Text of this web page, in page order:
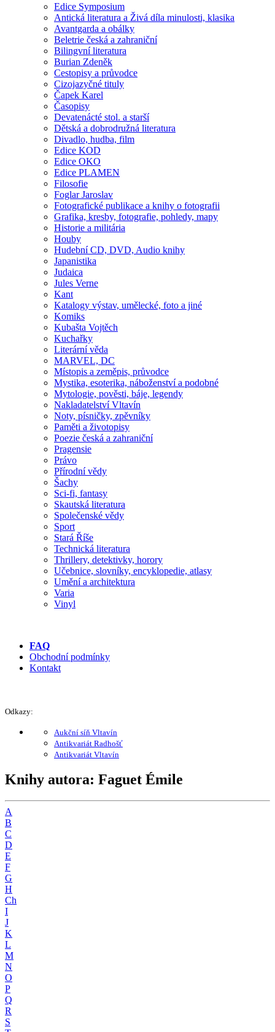
Edice Symposium
Antická literatura a Živá díla minulosti, klasika
Avantgarda a obálky
Beletrie česká a zahraniční
Bilingvní literatura
Burian Zdeněk
Cestopisy a průvodce
Cizojazyčné tituly
Čapek Karel
Časopisy
Devatenácté stol. a starší
Dětská a dobrodružná literatura
Divadlo, hudba, film
Edice KOD
Edice OKO
Edice PLAMEN
Filosofie
Foglar Jaroslav
Fotografické publikace a knihy o fotografii
Grafika, kresby, fotografie, pohledy, mapy
Historie a militária
Houby
Hudební CD, DVD, Audio knihy
Japanistika
Judaica
Jules Verne
Kant
Katalogy výstav, umělecké, foto a jiné
Komiks
Kubašta Vojtěch
Kuchařky
Literární věda
MARVEL, DC
Místopis a zeměpis, průvodce
Mystika, esoterika, náboženství a podobné
Mytologie, pověsti, báje, legendy
Nakladatelství Vltavín
Noty, písničky, zpěvníky
Paměti a životopisy
Poezie česká a zahraniční
Pragensie
Právo
Přírodní vědy
Šachy
Sci-fi, fantasy
Skautská literatura
Společenské vědy
Sport
Stará Říše
Technická literatura
Thrillery, detektivky, horory
Učebnice, slovníky, encyklopedie, atlasy
Umění a architektura
Varia
Vinyl
FAQ
Obchodní podmínky
Kontakt
Odkazy:
Aukční síň Vltavín
Antikvariát Radhošť
Antikvariát Vltavín
Knihy autora: Faguet Émile
A
B
C
D
E
F
G
H
Ch
I
J
K
L
M
N
O
P
Q
R
S